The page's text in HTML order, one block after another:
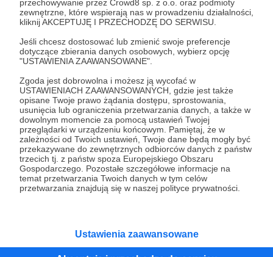
przechowywanie przez Crowd8 sp. z o.o. oraz podmioty
zewnętrzne, które wspierają nas w prowadzeniu działalności,
kliknij AKCEPTUJĘ I PRZECHODZĘ DO SERWISU.
Jeśli chcesz dostosować lub zmienić swoje preferencje
dotyczące zbierania danych osobowych, wybierz opcję
"USTAWIENIA ZAAWANSOWANE".
Zgoda jest dobrowolna i możesz ją wycofać w
USTAWIENIACH ZAAWANSOWANYCH, gdzie jest także
opisane Twoje prawo żądania dostępu, sprostowania,
usunięcia lub ograniczenia przetwarzania danych, a także w
dowolnym momencie za pomocą ustawień Twojej
przeglądarki w urządzeniu końcowym. Pamiętaj, że w
zależności od Twoich ustawień, Twoje dane będą mogły być
przekazywane do zewnętrznych odbiorców danych z państw
trzecich tj. z państw spoza Europejskiego Obszaru
Gospodarczego. Pozostałe szczegółowe informacje na
temat przetwarzania Twoich danych w tym celów
przetwarzania znajdują się w naszej polityce prywatności.
Ustawienia zaawansowane
Jak wysłać wiadomość do
Autora?
Aby rozpocząć konwersację, wybieramy opcję
"Wiadomość" na profilu Autora:
Następnie zostaniemy przeniesieni do